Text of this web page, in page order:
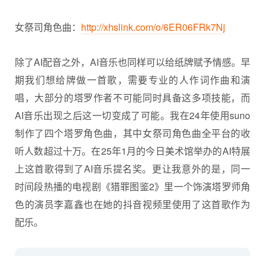
女祭司角色曲： http://xhslink.com/o/6ER06FRk7Nj
除了AI配音之外，AI音乐也同样可以给纸牌赋予情感。早
期我们想给牌做一首歌，需要专业的人作词作曲和演
唱，大部分的塔罗作者不可能同时具备这多项技能，而
AI音乐出现之后这一切变成了可能。我在24年使用suno
制作了四个塔罗角色曲，其中女祭司角色曲全平台的收
听人数超过十万。在25年1月的今日美术馆举办的AI特展
上这首歌得到了AI音乐提名奖。更让我意外的是，同一
时间段热播的电视剧《猎罪图鉴2》里一个饰演塔罗师角
色的演员李嘉鑫也在她的抖音视频里使用了这首歌作为
配乐。